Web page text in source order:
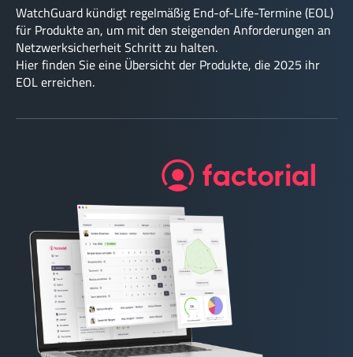
WatchGuard kündigt regelmäßig End-of-Life-Termine (EOL)
für Produkte an, um mit den steigenden Anforderungen an
Netzwerksicherheit Schritt zu halten.
Hier finden Sie eine Übersicht der Produkte, die 2025 ihr
EOL erreichen.